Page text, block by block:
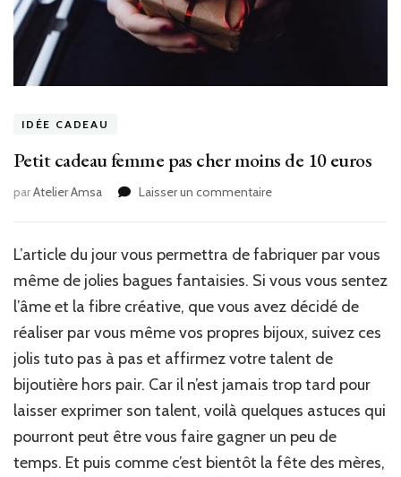
IDÉE CADEAU
Petit cadeau femme pas cher moins de 10 euros
parAtelier Amsa Laisser un commentairesur
femme
cher
moins
de
10
euros
L’article du jour vous permettra de fabriquer par vous
même de jolies bagues fantaisies. Si vous vous sentez
l’âme et la fibre créative, que vous avez décidé de
réaliser par vous même vos propres bijoux, suivez ces
jolis tuto pas à pas et affirmez votre talent de
bijoutière hors pair. Car il n’est jamais trop tard pour
laisser exprimer son talent, voilà quelques astuces qui
pourront peut être vous faire gagner un peu de
temps. Et puis comme c’est bientôt la fête des mères,